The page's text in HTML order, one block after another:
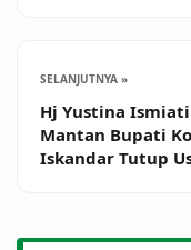
SELANJUTNYA »
Hj Yustina
Mantan Bupati
Iskandar Tutup